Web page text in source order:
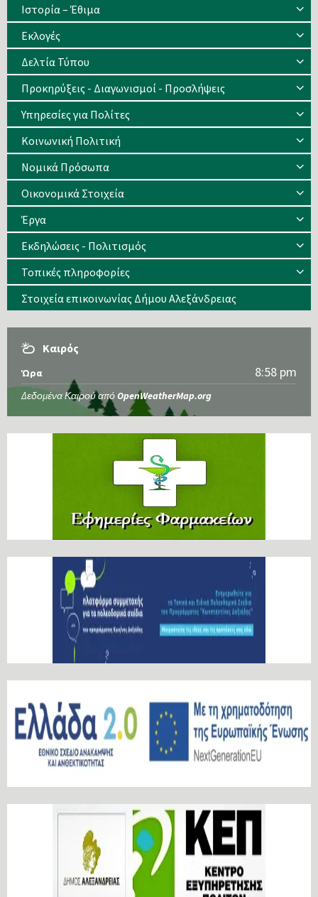
Ιστορία – Έθιμα
Eκλογές
Δελτία Τύπου
Προκηρύξεις - Διαγωνισμοί - Προσλήψεις
Υπηρεσίες για Πολίτες
Κοινωνική Πολιτική
Νομικά Πρόσωπα
Οικονομικά Στοιχεία
Έργα
Εκδηλώσεις - Πολιτισμός
Τοπικές πληροφορίες
Στοιχεία επικοινωνίας Δήμου Αλεξάνδρειας
Καιρός
Ώρα 8:58 pm
Δεδομένα Καιρού από OpenWeatherMap.org